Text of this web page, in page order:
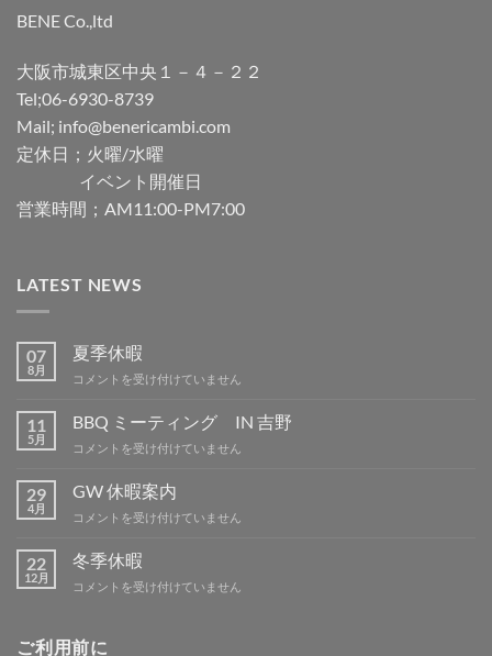
BENE Co.,ltd
大阪市城東区中央１－４－２２
Tel;06-6930-8739
Mail; info@benericambi.com
定休日；火曜/水曜
イベント開催日
営業時間；AM11:00-PM7:00
LATEST NEWS
07
8月
夏季休暇
夏
休
暇
は
コメントを受け付けていません
11
5月
BBQ ミーティング IN 吉野
BBQ
ー
テ
ィ
グ
吉
コメントを受け付けていません
29
4月
GW 休暇案内
GW
暇
案
内
コメントを受け付けていません
22
12月
冬季休暇
冬
暇
コメントを受け付けていません
ご利用前に